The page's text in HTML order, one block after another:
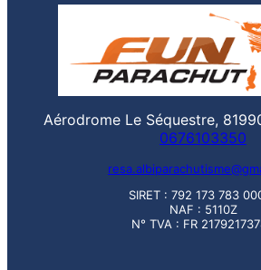
Aérodrome Le Séquestre,
0676103350
SIRET : 792 173 783
NAF : 5110Z
N° TVA : FR